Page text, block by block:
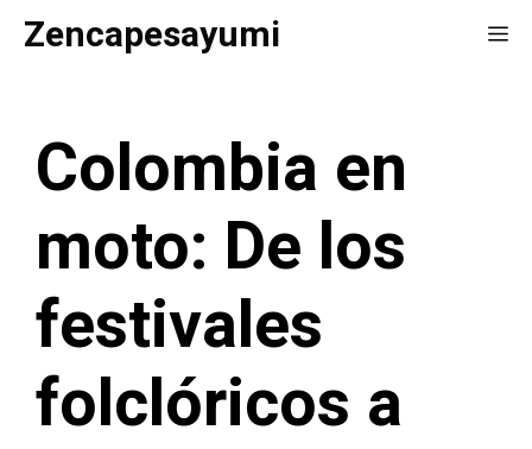
SaltarZencapesayumi
Colombia en
moto: De los
festivales
folclóricos a